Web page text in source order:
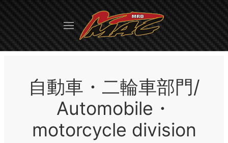
自動車・二輪車部門/
Automobile・
motorcycle division